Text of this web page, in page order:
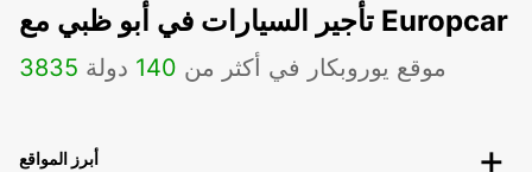
تأجير السيارات في أبو ظبي مع Europcar
3835 موقع يوروبكار في أكثر من 140 دولة
أبرز المواقع